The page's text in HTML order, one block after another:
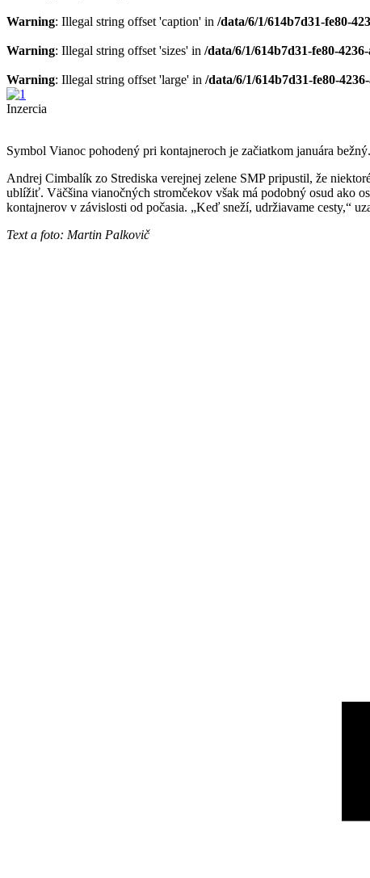
Warning: Illegal string offset 'caption' in /data/6/1/614b7d31-fe80-
Warning: Illegal string offset 'sizes' in /data/6/1/614b7d31-fe80-
Warning: Illegal string offset 'large' in /data/6/1/614b7d31-fe80-
Inzercia
Symbol Vianoc pohodený pri kontajneroch je začiatkom januára
Andrej Cimbalík zo Strediska verejnej zelene SMP pripustil, že
ublížiť. Väčšina vianočných stromčekov však má podobný osud ako
kontajnerov v závislosti od počasia. „Keď sneží, udržiavame cesty,“
Text a foto: Martin Palkovič